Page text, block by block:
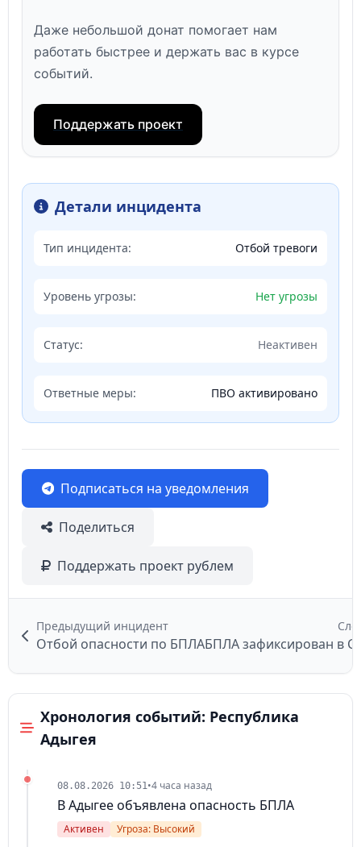
Даже небольшой донат помогает нам
работать быстрее и держать вас в курсе
событий.
Поддержать проект
Детали инцидента
Тип инцидента: Отбой тревоги
Уровень угрозы: Нет угрозы
Статус: Неактивен
Ответные меры: ПВО активировано
Подписаться на уведомления
Поделиться
Поддержать проект рублем
Предыдущий инцидент
Отбой опасности по БПЛА
Хронология событий: Республика
Адыгея
08.08.2026 10:51•4 часа назад
В Адыгее объявлена опасность БПЛА
Активен Угроза: Высокий